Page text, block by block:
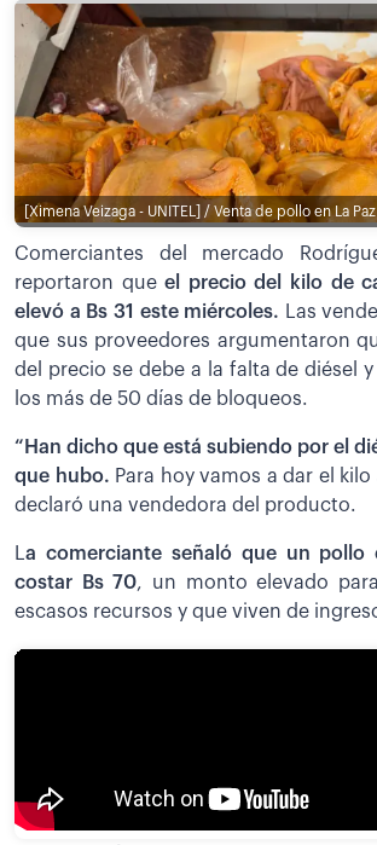
[Ximena Veizaga - UNITEL] / Venta de pollo en La Paz
Comerciantes del mercado
reportaron queel precio del kilo de
elevó a Bs 31 este miércoles. Las
que sus proveedores argumentaron
del precio se debe a la falta de diésel
los más de 50 días de bloqueos.
“Han dicho que está subiendo por el
que hubo. Para hoy vamos a dar el kilo
declaró una vendedora del producto.
La comerciante señaló que un pollo
costar Bs 70, un monto elevado
escasos recursos y que viven de